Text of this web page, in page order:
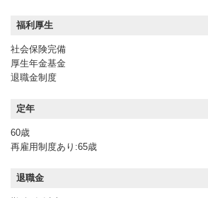
福利厚生
社会保険完備
厚生年金基金
退職金制度
定年
60歳
再雇用制度あり:65歳
退職金